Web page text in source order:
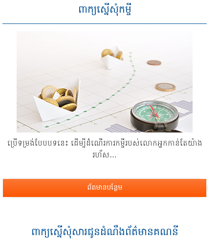
ពាក្យស្នើសុំកម្ចី
ប្រើ​ទម្រង់​បែប​បទ​នេះ ដើម្បី​ដំណើរ​ការ​កម្ចី​របស់​លោក​អ្នក​កាន់​តែ​យ៉ាង
រហ័ស…
ព័តមានបន្ថែម
ពាក្យស្នើសុំសារជូនដំណឹងព័ត៌មានគណនី